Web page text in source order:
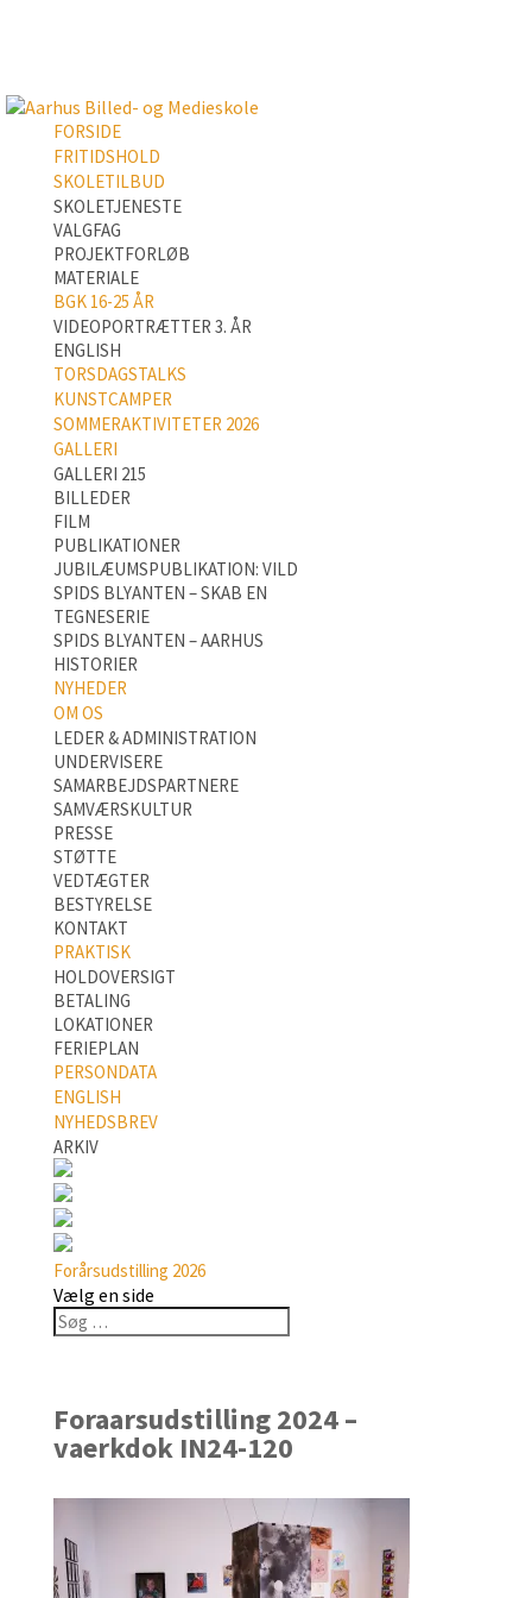
FORSIDE
FRITIDSHOLD
SKOLETILBUD
SKOLETJENESTE
VALGFAG
PROJEKTFORLØB
MATERIALE
BGK 16-25 ÅR
VIDEOPORTRÆTTER 3. ÅR
ENGLISH
TORSDAGSTALKS
KUNSTCAMPER
SOMMERAKTIVITETER 2026
GALLERI
GALLERI 215
BILLEDER
FILM
PUBLIKATIONER
JUBILÆUMSPUBLIKATION: VILD
SPIDS BLYANTEN – SKAB EN
TEGNESERIE
SPIDS BLYANTEN – AARHUS
HISTORIER
NYHEDER
OM OS
LEDER & ADMINISTRATION
UNDERVISERE
SAMARBEJDSPARTNERE
SAMVÆRSKULTUR
PRESSE
STØTTE
VEDTÆGTER
BESTYRELSE
KONTAKT
PRAKTISK
HOLDOVERSIGT
BETALING
LOKATIONER
FERIEPLAN
PERSONDATA
ENGLISH
NYHEDSBREV
ARKIV
Forårsudstilling 2026
Vælg en side
Foraarsudstilling 2024 –
vaerkdok IN24-120